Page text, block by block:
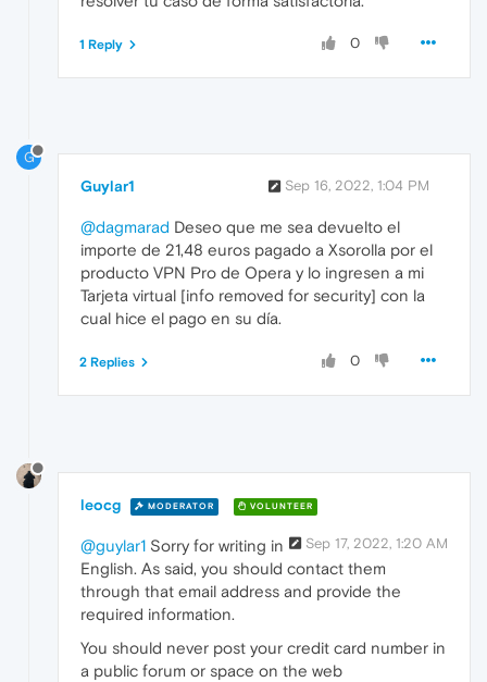
0
1 Reply
G
Guylar1 Sep 16, 2022, 1:04 PM
@dagmarad Deseo que me sea devuelto el
importe de 21,48 euros pagado a Xsorolla por el
producto VPN Pro de Opera y lo ingresen a mi
Tarjeta virtual [info removed for security] con la
cual hice el pago en su día.
0
2 Replies
leocg MODERATOR VOLUNTEER
Sep 17, 2022, 1:20 AM
@guylar1 Sorry for writing in
English. As said, you should contact them
through that email address and provide the
required information.
You should never post your credit card number in
a public forum or space on the web